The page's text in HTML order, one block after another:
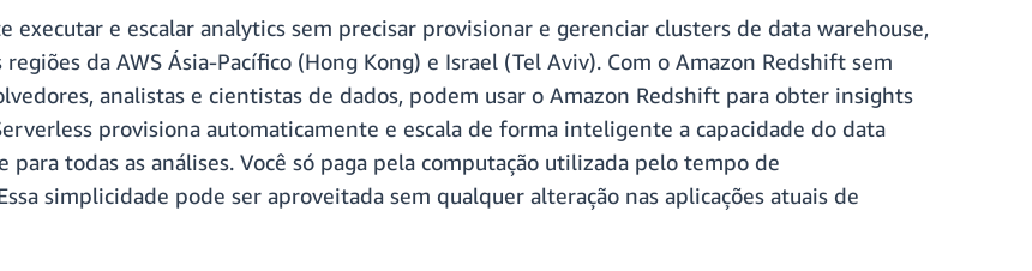
e escalar analytics sem precisar provisionar e gerenciar clusters de data warehouse,
da AWS Ásia-Pacífico (Hong Kong) e Israel (Tel Aviv). Com o Amazon Redshift sem
analistas e cientistas de dados, podem usar o Amazon Redshift para obter insights
provisiona automaticamente e escala de forma inteligente a capacidade do data
todas as análises. Você só paga pela computação utilizada pelo tempo de
simplicidade pode ser aproveitada sem qualquer alteração nas aplicações atuais de